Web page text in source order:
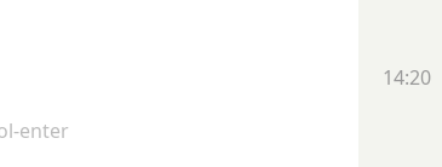
enter
14:20